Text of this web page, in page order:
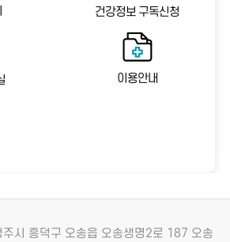
건강정보 구독신청
이용안내
시 흥덕구 오송읍 오송생명2로 187 오송